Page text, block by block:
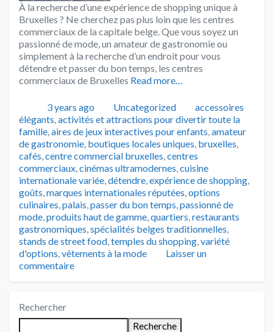
À la recherche d’une expérience de shopping unique à
Bruxelles ? Ne cherchez pas plus loin que les centres
commerciaux de la capitale belge. Que vous soyez un
passionné de mode, un amateur de gastronomie ou
simplement à la recherche d’un endroit pour vous
détendre et passer du bon temps, les centres
commerciaux de Bruxelles Read more…
Publié3 years ago Catégories
Uncategorized Tags
accessoires
élégants,activités et attractions pour divertir toute la
famille,aires de jeux interactives pour enfants,amateur
de gastronomie, boutiques locales uniques, bruxelles,
cafés,centre commercial bruxelles,centres
commerciaux,cinémas ultramodernes,cuisine
internationale variée,détendre,expérience de shopping,
goûts,marques internationales réputées,options
culinaires,palais,passer du bon temps,passionné de
mode,produits haut de gamme,quartiers,restaurants
gastronomiques,spécialités belges traditionnelles,
stands de street food,temples du shopping,variété
d'options,vêtements à la mode
Laisser un
commentaire
Rechercher
Recherche